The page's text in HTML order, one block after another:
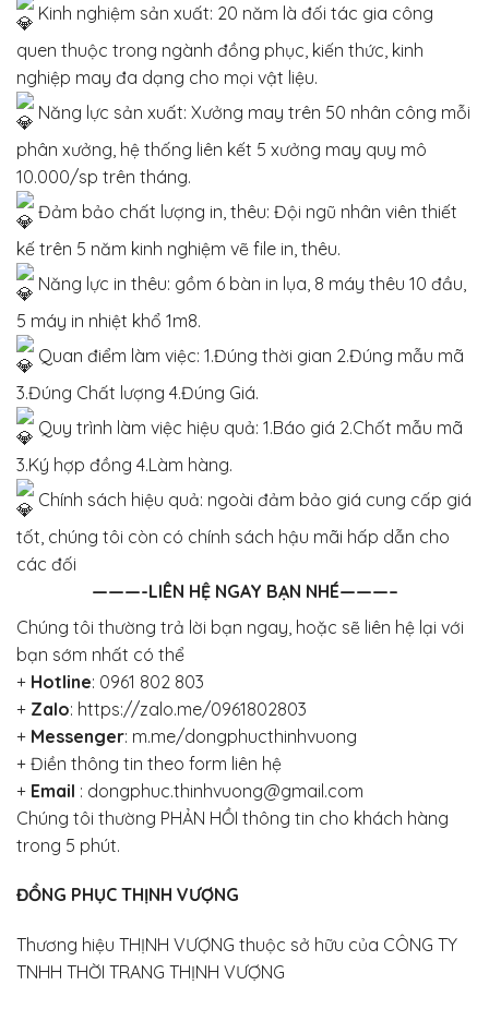
Kinh nghiệm sản xuất: 20 năm là đối tác gia công
quen thuộc trong ngành đồng phục, kiến thức, kinh
nghiệp may đa dạng cho mọi vật liệu.
Năng lực sản xuất: Xưởng may trên 50 nhân công mỗi
phân xưởng, hệ thống liên kết 5 xưởng may quy mô
10.000/sp trên tháng.
Đảm bảo chất lượng in, thêu: Đội ngũ nhân viên thiết
kế trên 5 năm kinh nghiệm vẽ file in, thêu.
Năng lực in thêu: gồm 6 bàn in lụa, 8 máy thêu 10 đầu,
5 máy in nhiệt khổ 1m8.
Quan điểm làm việc: 1.Đúng thời gian 2.Đúng mẫu mã
3.Đúng Chất lượng 4.Đúng Giá.
Quy trình làm việc hiệu quả: 1.Báo giá 2.Chốt mẫu mã
3.Ký hợp đồng 4.Làm hàng.
Chính sách hiệu quả: ngoài đảm bảo giá cung cấp giá
tốt, chúng tôi còn có chính sách hậu mãi hấp dẫn cho
các đối
———-LIÊN HỆ NGAY BẠN NHÉ———–
Chúng tôi thường trả lời bạn ngay, hoặc sẽ liên hệ lại với
bạn sớm nhất có thể
+ Hotline: 0961 802 803
+ Zalo: https://zalo.me/0961802803
+ Messenger: m.me/dongphucthinhvuong
+ Điền thông tin theo form liên hệ
+ Email : dongphuc.thinhvuong@gmail.com
Chúng tôi thường PHẢN HỒI thông tin cho khách hàng
trong 5 phút.
ĐỒNG PHỤC THỊNH VƯỢNG
Thương hiệu THỊNH VƯỢNG thuộc sở hữu của CÔNG TY
TNHH THỜI TRANG THỊNH VƯỢNG